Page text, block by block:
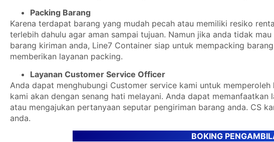
Packing Barang
Karena terdapat barang yang mudah pecah atau memiliki resiko
terlebih dahulu agar aman sampai tujuan. Namun jika anda tidak
barang kiriman anda, Line7 Container siap untuk mempacking
memberikan layanan packing.
Layanan Customer Service Officer
Anda dapat menghubungi Customer service kami untuk
kami akan dengan senang hati melayani. Anda dapat
atau mengajukan pertanyaan seputar pengiriman barang anda. CS
anda.
BOKING